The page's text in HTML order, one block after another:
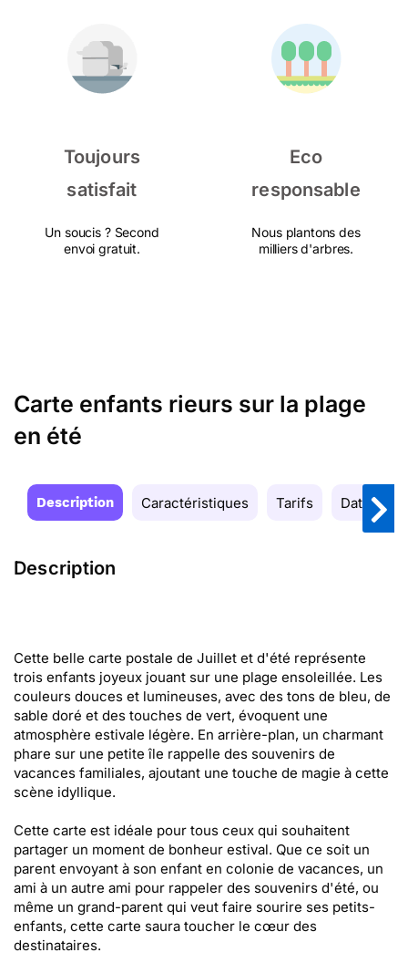
Toujours
satisfait
Un soucis ? Second
envoi gratuit.
Eco
responsable
Nous plantons des
milliers d'arbres.
Carte enfants rieurs sur la plage
en été
Description Caractéristiques Tarifs Date de
Description
Cette belle carte postale de Juillet et d'été représente
trois enfants joyeux jouant sur une plage ensoleillée. Les
couleurs douces et lumineuses, avec des tons de bleu, de
sable doré et des touches de vert, évoquent une
atmosphère estivale légère. En arrière-plan, un charmant
phare sur une petite île rappelle des souvenirs de
vacances familiales, ajoutant une touche de magie à cette
scène idyllique.
Cette carte est idéale pour tous ceux qui souhaitent
partager un moment de bonheur estival. Que ce soit un
parent envoyant à son enfant en colonie de vacances, un
ami à un autre ami pour rappeler des souvenirs d'été, ou
même un grand-parent qui veut faire sourire ses petits-
enfants, cette carte saura toucher le cœur des
destinataires.